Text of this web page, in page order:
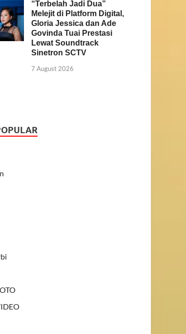
“Terbelah Jadi Dua”
Melejit di Platform Digital,
Gloria Jessica dan Ade
Govinda Tuai Prestasi
Lewat Soundtrack
Sinetron SCTV
7 August 2026